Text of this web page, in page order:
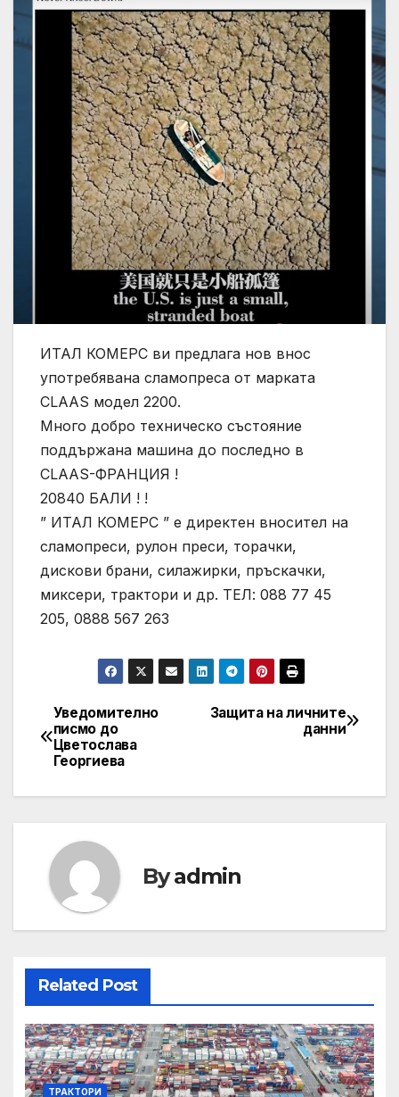
ИТАЛ КОМЕРС ви предлага нов внос
употребявана сламопреса от марката
CLAAS модел 2200.
Много добро техническо състояние
поддържана машина до последно в
CLAAS-ФРАНЦИЯ !
20840 БАЛИ ! !
” ИТАЛ КОМЕРС ” е директен вносител на
сламопреси, рулон преси, торачки,
дискови брани, силажирки, пръскачки,
миксери, трактори и др. ТЕЛ: 088 77 45
205, 0888 567 263
Post
navigation
Защита на личните
данни
Уведомително
писмо до
Цветослава
Георгиева
Byadmin
Related Post
ТРАКТОРИ